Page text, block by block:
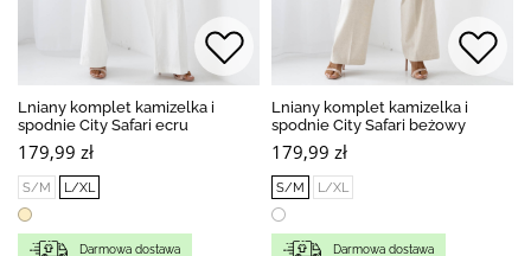
Lniany komplet kamizelka i
spodnie City Safari ecru
179,99 zł
S/M L/XL
Darmowa dostawa
Lniany komplet kamizelka i
spodnie City Safari beżowy
179,99 zł
S/M L/XL
Darmowa dostawa